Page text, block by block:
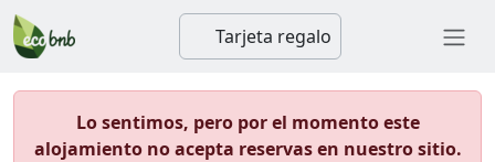
Tarjeta regalo
Lo sentimos, pero por el momento este
alojamiento no acepta reservas en nuestro sitio.